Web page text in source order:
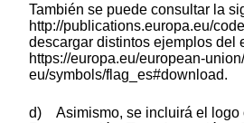
También se puede consultar la
http://publications.europa.eu/
descargar distintos ejemplos del
https://europa.eu/european-
eu/symbols/flag_es#download.
d) Asimismo, se incluirá el logo